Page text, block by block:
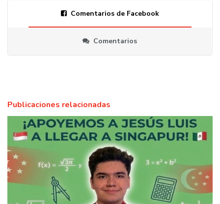
Comentarios de Facebook
Comentarios
Publicaciones relacionadas